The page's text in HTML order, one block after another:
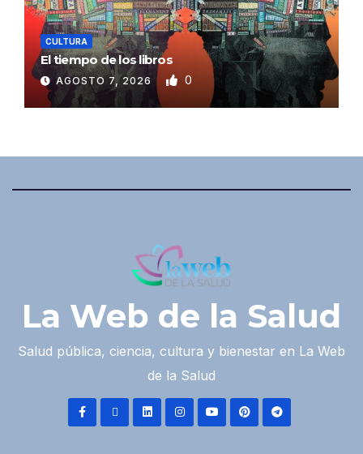
CULTURA
El tiempo de los libros
AGOSTO 7, 2026 0
La Web de la Salud
Salud pública, ciencia, cultura y bienestar en La Web
de la Salud